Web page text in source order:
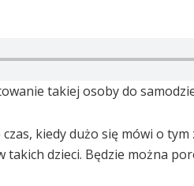
takiej osoby do
kiedy dużo się mówi o
dzieci. Będzie można